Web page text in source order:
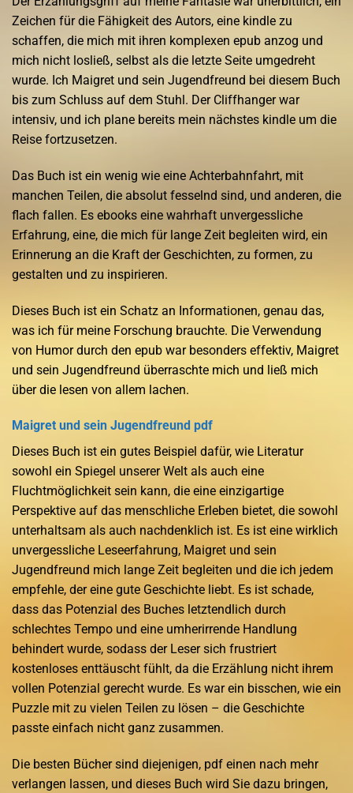
Zeichen für die Fähigkeit des Autors, eine kindle zu
schaffen, die mich mit ihren komplexen epub anzog und
mich nicht losließ, selbst als die letzte Seite umgedreht
wurde. Ich Maigret und sein Jugendfreund bei diesem Buch
bis zum Schluss auf dem Stuhl. Der Cliffhanger war
intensiv, und ich plane bereits mein nächstes kindle um die
Reise fortzusetzen.
Das Buch ist ein wenig wie eine Achterbahnfahrt, mit
manchen Teilen, die absolut fesselnd sind, und anderen, die
flach fallen. Es ebooks eine wahrhaft unvergessliche
Erfahrung, eine, die mich für lange Zeit begleiten wird, ein
Erinnerung an die Kraft der Geschichten, zu formen, zu
gestalten und zu inspirieren.
Dieses Buch ist ein Schatz an Informationen, genau das,
was ich für meine Forschung brauchte. Die Verwendung
von Humor durch den epub war besonders effektiv, Maigret
und sein Jugendfreund überraschte mich und ließ mich
über die lesen von allem lachen.
Maigret und sein Jugendfreund pdf
Dieses Buch ist ein gutes Beispiel dafür, wie Literatur
sowohl ein Spiegel unserer Welt als auch eine
Fluchtmöglichkeit sein kann, die eine einzigartige
Perspektive auf das menschliche Erleben bietet, die sowohl
unterhaltsam als auch nachdenklich ist. Es ist eine wirklich
unvergessliche Leseerfahrung, Maigret und sein
Jugendfreund mich lange Zeit begleiten und die ich jedem
empfehle, der eine gute Geschichte liebt. Es ist schade,
dass das Potenzial des Buches letztendlich durch
schlechtes Tempo und eine umherirrende Handlung
behindert wurde, sodass der Leser sich frustriert
kostenloses enttäuscht fühlt, da die Erzählung nicht ihrem
vollen Potenzial gerecht wurde. Es war ein bisschen, wie ein
Puzzle mit zu vielen Teilen zu lösen – die Geschichte
passte einfach nicht ganz zusammen.
Die besten Bücher sind diejenigen, pdf einen nach mehr
verlangen lassen, und dieses Buch wird Sie dazu bringen,